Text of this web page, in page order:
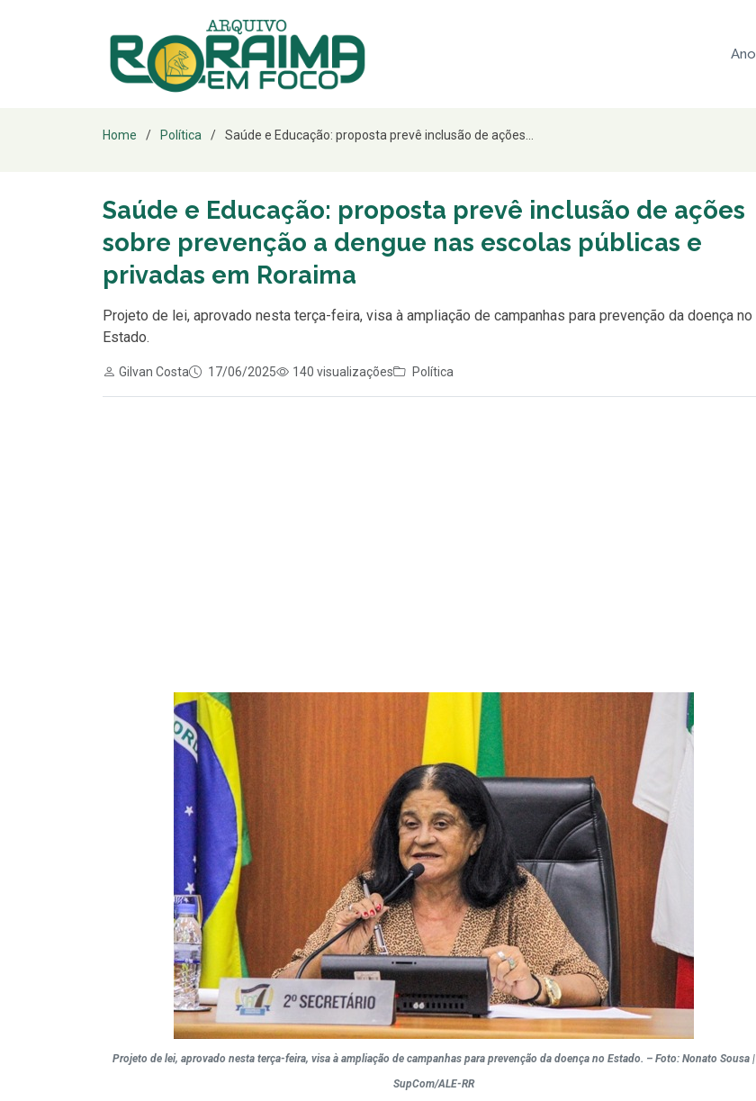
Ano
Home Política Saúde e Educação: proposta prevê inclusão de ações...
Saúde e Educação: proposta prevê inclusão de ações
sobre prevenção a dengue nas escolas públicas e
privadas em Roraima
Projeto de lei, aprovado nesta terça-feira, visa à ampliação de campanhas para prevenção da doença no
Estado.
Gilvan Costa 17/06/2025 140 visualizações Política
Projeto de lei, aprovado nesta terça-feira, visa à ampliação de campanhas para prevenção da doença no Estado. – Foto: Nonato Sousa |
SupCom/ALE-RR